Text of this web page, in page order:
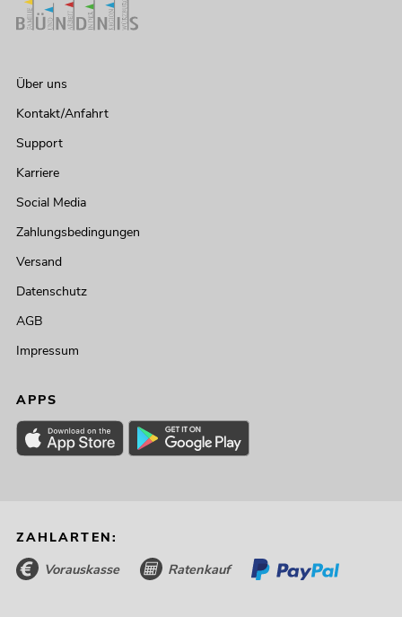
Über uns
Kontakt/Anfahrt
Support
Karriere
Social Media
Zahlungsbedingungen
Versand
Datenschutz
AGB
Impressum
APPS
ZAHLARTEN:
Vorauskasse Ratenkauf